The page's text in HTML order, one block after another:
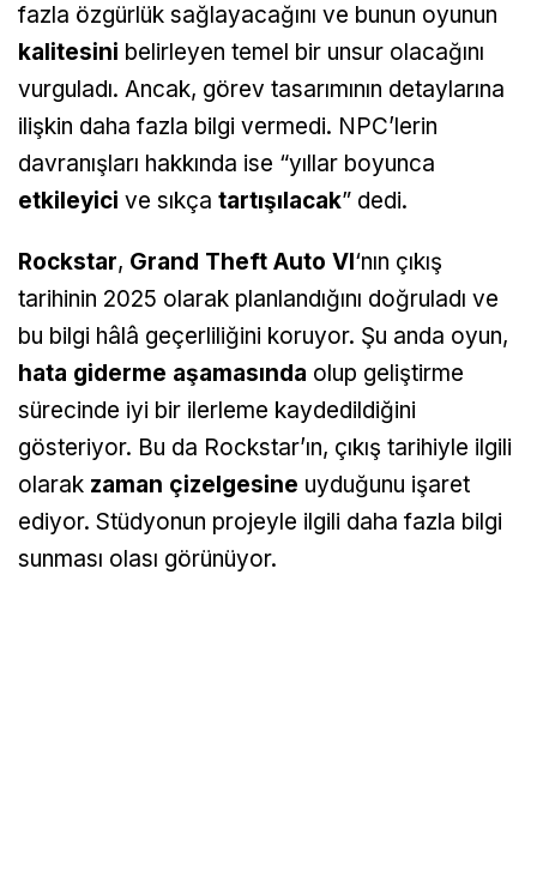
fazla özgürlük sağlayacağını ve bunun oyunun
kalitesini belirleyen temel bir unsur olacağını
vurguladı. Ancak, görev tasarımının detaylarına
ilişkin daha fazla bilgi vermedi. NPC’lerin
davranışları hakkında ise “yıllar boyunca
etkileyici ve sıkça tartışılacak” dedi.
Rockstar, Grand Theft Auto VI‘nın çıkış
tarihinin 2025 olarak planlandığını doğruladı ve
bu bilgi hâlâ geçerliliğini koruyor. Şu anda oyun,
hata giderme aşamasında olup geliştirme
sürecinde iyi bir ilerleme kaydedildiğini
gösteriyor. Bu da Rockstar’ın, çıkış tarihiyle ilgili
olarak zaman çizelgesine uyduğunu işaret
ediyor. Stüdyonun projeyle ilgili daha fazla bilgi
sunması olası görünüyor.